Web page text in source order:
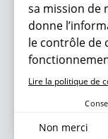
sa mission de
donne
le contrôle de
Lire la politique de
Non merci